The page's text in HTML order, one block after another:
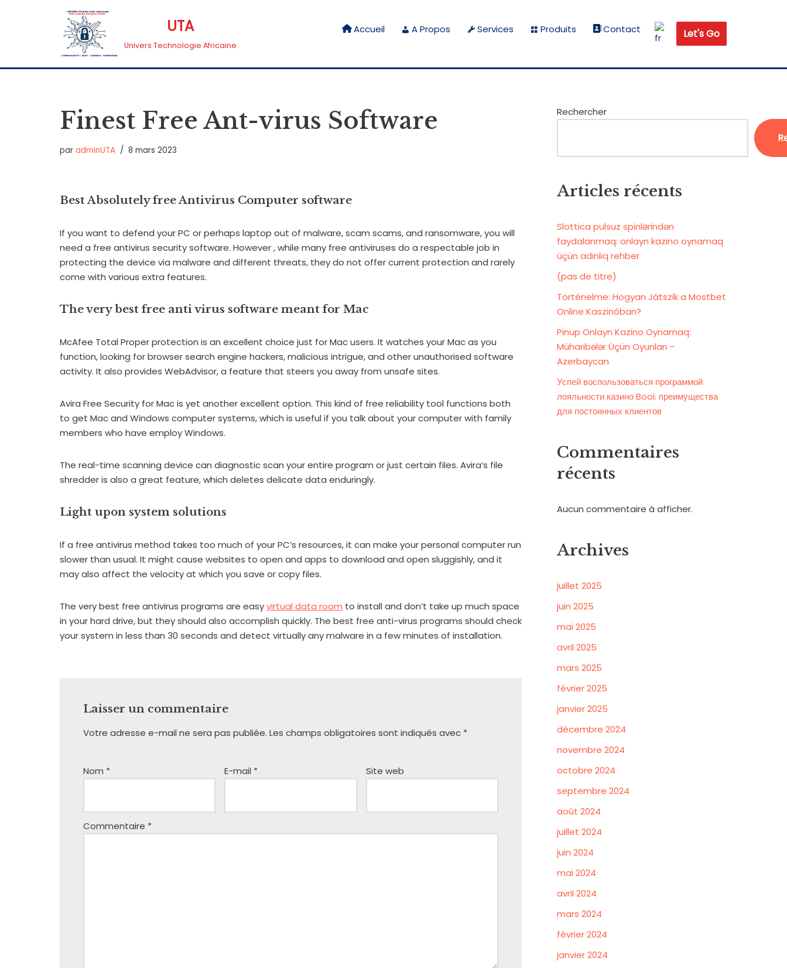
UTA
Univers Technologie Africaine
Accueil A Propos Services Produits Contact Let's Go
Finest Free Ant-virus Software
par adminUTA 8 mars 2023
Best Absolutely free Antivirus Computer software
If you want to defend your PC or perhaps laptop out of malware, scam scams, and ransomware, you will
need a free antivirus security software. However , while many free antiviruses do a respectable job in
protecting the device via malware and different threats, they do not offer current protection and rarely
come with various extra features.
The very best free anti virus software meant for Mac
McAfee Total Proper protection is an excellent choice just for Mac users. It watches your Mac as you
function, looking for browser search engine hackers, malicious intrigue, and other unauthorised software
activity. It also provides WebAdvisor, a feature that steers you away from unsafe sites.
Avira Free Security for Mac is yet another excellent option. This kind of free reliability tool functions both
to get Mac and Windows computer systems, which is useful if you talk about your computer with family
members who have employ Windows.
The real-time scanning device can diagnostic scan your entire program or just certain files. Avira’s file
shredder is also a great feature, which deletes delicate data enduringly.
Light upon system solutions
If a free antivirus method takes too much of your PC’s resources, it can make your personal computer run
slower than usual. It might cause websites to open and apps to download and open sluggishly, and it
may also affect the velocity at which you save or copy files.
The very best free antivirus programs are easyvirtual data room to install and don’t take up much space
in your hard drive, but they should also accomplish quickly. The best free anti-virus programs should check
your system in less than 30 seconds and detect virtually any malware in a few minutes of installation.
Laisser un commentaire
Votre adresse e-mail ne sera pas publiée. Les champs obligatoires sont indiqués avec *
Nom * E-mail * Site web
Commentaire *
Rechercher
Articles récents
Slottica pulsuz spinlərindən
faydalanmaq: onlayn kazino oynamaq
üçün adınlıq rehber
(pas de titre)
Történelme: Hogyan Játszik a Mostbet
Online Kaszinóban?
Pinup Onlayn Kazino Oynamaq:
Müharibələr Üçün Oyunları –
Azerbaycan
Успей воспользоваться программой
лояльности казино Booi: преимущества
для постоянных клиентов
Commentaires
récents
Aucun commentaire à afficher.
Archives
juillet 2025
juin 2025
mai 2025
avril 2025
mars 2025
février 2025
janvier 2025
décembre 2024
novembre 2024
octobre 2024
septembre 2024
août 2024
juillet 2024
juin 2024
mai 2024
avril 2024
mars 2024
février 2024
janvier 2024